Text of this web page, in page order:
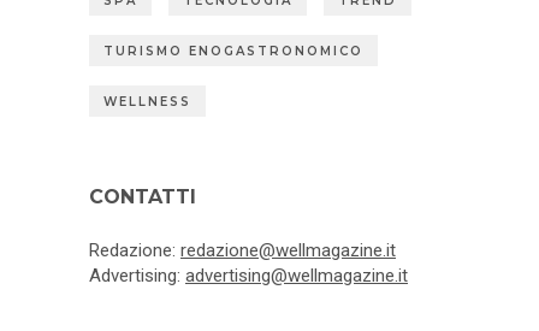
TURISMO ENOGASTRONOMICO
WELLNESS
CONTATTI
Redazione: redazione@wellmagazine.it
Advertising: advertising@wellmagazine.it